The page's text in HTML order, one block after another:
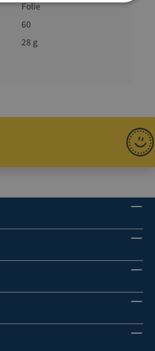
Folie
60
28 g